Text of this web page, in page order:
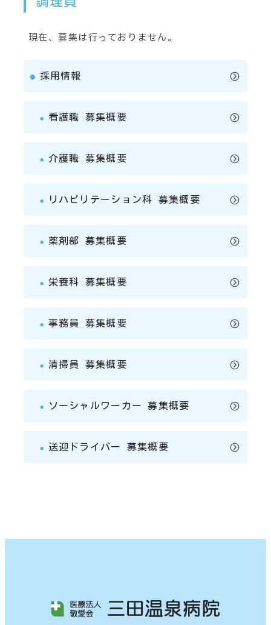
現在、募集は行っておりません。
採用情報
看護職 募集概要
介護職 募集概要
リハビリテーション科 募集概要
薬剤部 募集概要
栄養科 募集概要
事務員 募集概要
清掃員 募集概要
ソーシャルワーカー 募集概要
送迎ドライバー 募集概要